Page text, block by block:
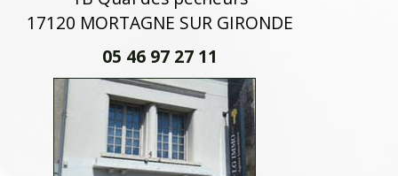
17120 MORTAGNE SUR GIRONDE
05 46 97 27 11